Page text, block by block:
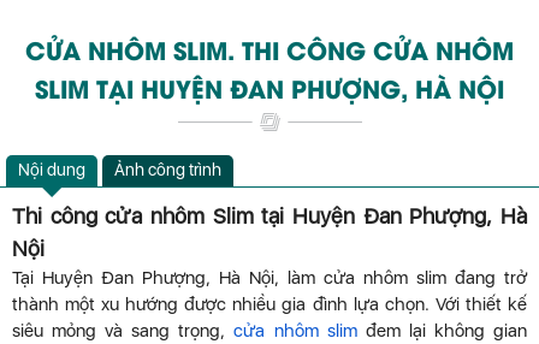
CỬA NHÔM SLIM. THI CÔNG CỬA NHÔM
SLIM TẠI HUYỆN ĐAN PHƯỢNG, HÀ NỘI
Nội dung Ảnh công trình
Thi công cửa nhôm Slim tại Huyện Đan Phượng, Hà
Nội
Tại Huyện Đan Phượng, Hà Nội, làm cửa nhôm slim đang trở
thành một xu hướng được nhiều gia đình lựa chọn. Với thiết kế
siêu mỏng và sang trọng,cửa nhôm slimđem lại không gian